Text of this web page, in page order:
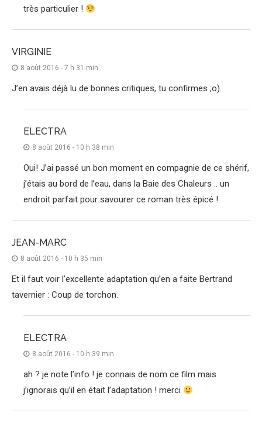
très particulier !
VIRGINIE
8 août 2016 - 7 h 31 min
J’en avais déjà lu de bonnes critiques, tu confirmes ;o)
ELECTRA
8 août 2016 - 10 h 38 min
Oui! J’ai passé un bon moment en compagnie de ce shérif,
j’étais au bord de l’eau, dans la Baie des Chaleurs .. un
endroit parfait pour savourer ce roman très épicé !
JEAN-MARC
8 août 2016 - 10 h 35 min
Et il faut voir l’excellente adaptation qu’en a faite Bertrand
tavernier : Coup de torchon.
ELECTRA
8 août 2016 - 10 h 39 min
ah ? je note l’info ! je connais de nom ce film mais
j’ignorais qu’il en était l’adaptation ! merci